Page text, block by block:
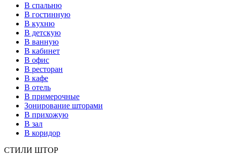
В спальню
В гостинную
В кухню
В детскую
В ванную
В кабинет
В офис
В ресторан
В кафе
В отель
В примерочные
Зонирование шторами
В прихожую
В зал
В коридор
СТИЛИ ШТОР